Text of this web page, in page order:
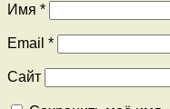
Имя *
Email *
Сайт